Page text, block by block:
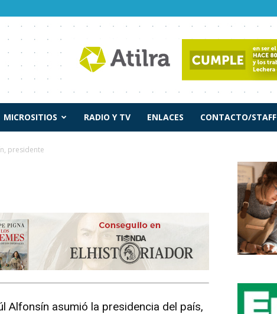
MICROSITIOS RADIO Y TV ENLACES CONTACTO/STAFF
presidente
Alfonsín asumió la presidencia del país,